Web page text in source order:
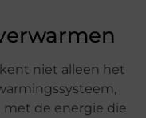
niet alleen het
de energie die